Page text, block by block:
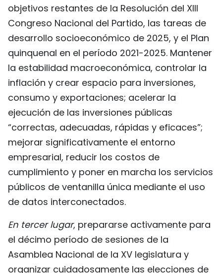
objetivos restantes de la Resolución del XIII
Congreso Nacional del Partido, las tareas de
desarrollo socioeconómico de 2025, y el Plan
quinquenal en el período 2021-2025. Mantener
la estabilidad macroeconómica, controlar la
inflación y crear espacio para inversiones,
consumo y exportaciones; acelerar la
ejecución de las inversiones públicas
“correctas, adecuadas, rápidas y eficaces”;
mejorar significativamente el entorno
empresarial, reducir los costos de
cumplimiento y poner en marcha los servicios
públicos de ventanilla única mediante el uso
de datos interconectados.
En tercer lugar, prepararse activamente para
el décimo período de sesiones de la
Asamblea Nacional de la XV legislatura y
organizar cuidadosamente las elecciones de